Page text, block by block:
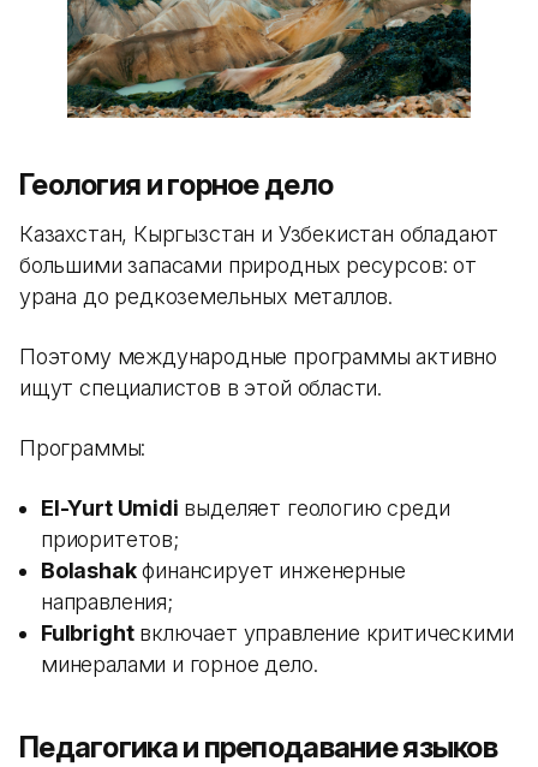
Геология и горное дело
Казахстан, Кыргызстан и Узбекистан обладают
большими запасами природных ресурсов: от
урана до редкоземельных металлов.
Поэтому международные программы активно
ищут специалистов в этой области.
Программы:
El-Yurt Umidi выделяет геологию среди
приоритетов;
Bolashakфинансирует инженерные
направления;
Fulbrightвключает управление критическими
минералами и горное дело.
Педагогика и преподавание языков